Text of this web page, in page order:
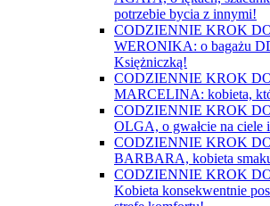
potrzebie bycia z innymi!
CODZIENNIE KROK
WERONIKA: o bagażu
Księżniczką!
CODZIENNIE KROK
MARCELINA: kobieta,
CODZIENNIE KROK
OLGA, o gwałcie na ciele
CODZIENNIE KROK
BARBARA, kobieta
CODZIENNIE KROK
Kobieta konsekwentnie